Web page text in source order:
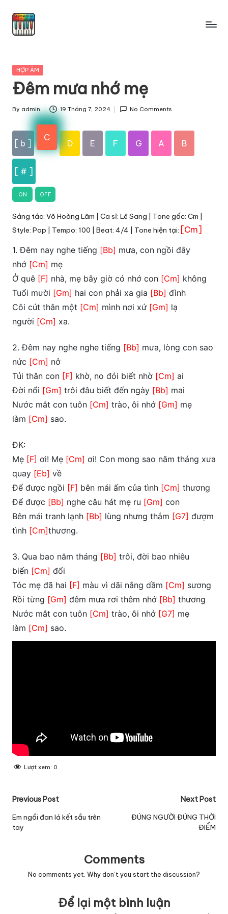
Skip
Posted
HỢP ÂM
Đêm mưa nhớ mẹ
Posted
By admin 19 Tháng 7, 2024 No Comments
[ b ]
C
D E F G A B
[ # ]
ON OFF
Sáng tác: Võ Hoàng Lâm | Ca sĩ: Lê Sang | Tone gốc: Cm |
Style: Pop | Tempo: 100 | Beat: 4/4 | Tone hiện tại: [Cm]
1. Đêm nay nghe tiếng [Bb] mưa, con ngồi đây
nhớ [Cm] mẹ
Ở quê [F] nhà, mẹ bây giờ có nhớ con [Cm] không
Tuổi mười [Gm] hai con phải xa gia [Bb] đình
Côi cút thân một [Cm] mình nơi xứ [Gm] lạ
người [Cm] xa.
2. Đêm nay nghe nghe tiếng [Bb] mưa, lòng con sao
nức [Cm] nở
Tủi thân con [F] khờ, no đói biết nhờ [Cm] ai
Đời nổi [Gm] trôi đâu biết đến ngày [Bb] mai
Nước mắt con tuôn [Cm] trào, ôi nhớ [Gm] mẹ
làm [Cm] sao.
ĐK:
Mẹ [F] ơi! Mẹ [Cm] ơi! Con mong sao năm tháng xưa
quay [Eb] về
Để được ngồi [F] bên mái ấm của tình [Cm] thương
Để được [Bb] nghe câu hát mẹ ru [Gm] con
Bên mái tranh lạnh [Bb] lùng nhưng thắm [G7] đượm
tình [Cm]thương.
3. Qua bao năm tháng [Bb] trôi, đời bao nhiêu
biến [Cm] đổi
Tóc mẹ đã hai [F] màu vì dãi nắng dầm [Cm] sương
Rồi từng [Gm] đêm mưa rơi thêm nhớ [Bb] thương
Nước mắt con tuôn [Cm] trào, ôi nhớ [G7] mẹ
làm [Cm] sao.
Lượt xem: 0
Post
navigation
Previous Post
Em ngồi đan lá kết sầu trên
tay
Next Post
ĐÚNG NGƯỜI ĐÚNG THỜI
ĐIỂM
Comments
No comments yet. Why don’t you start the discussion?
Để lại một bình luận